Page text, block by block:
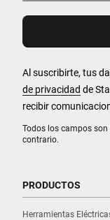
Todos los campos
contrario.
Al suscribirte, tus
de privacidad de
recibir
PRODUCTOS
Herramientas